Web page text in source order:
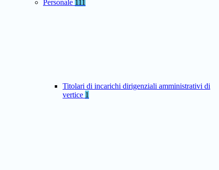
Personale 111
Titolari di incarichi dirigenziali amministrativi di
vertice 1